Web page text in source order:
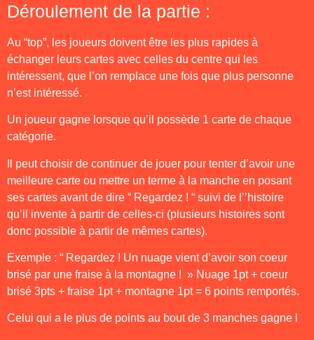
Déroulement de la partie :
Au “top”, les joueurs doivent être les plus rapides à
échanger leurs cartes avec celles du centre qui les
intéressent, que l’on remplace une fois que plus personne
n’est intéressé.
Un joueur gagne lorsque qu’il possède 1 carte de chaque
catégorie.
Il peut choisir de continuer de jouer pour tenter d’avoir une
meilleure carte ou mettre un terme à la manche en posant
ses cartes avant de dire “ Regardez ! “ suivi de l’’histoire
qu’il invente à partir de celles-ci (plusieurs histoires sont
donc possible à partir de mêmes cartes).
Exemple : “ Regardez ! Un nuage vient d’avoir son coeur
brisé par une fraise à la montagne ! » Nuage 1pt + coeur
brisé 3pts + fraise 1pt + montagne 1pt = 6 points remportés.
Celui qui a le plus de points au bout de 3 manches gagne l